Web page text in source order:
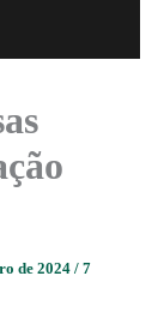
de 2024/ 7